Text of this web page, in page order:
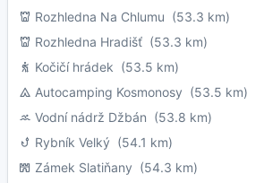
Rozhledna Na Chlumu (53.3 km)
Rozhledna Hradišť (53.3 km)
Kočičí hrádek (53.5 km)
Autocamping Kosmonosy (53.5 km)
Vodní nádrž Džbán (53.8 km)
Rybník Velký (54.1 km)
Zámek Slatiňany (54.3 km)